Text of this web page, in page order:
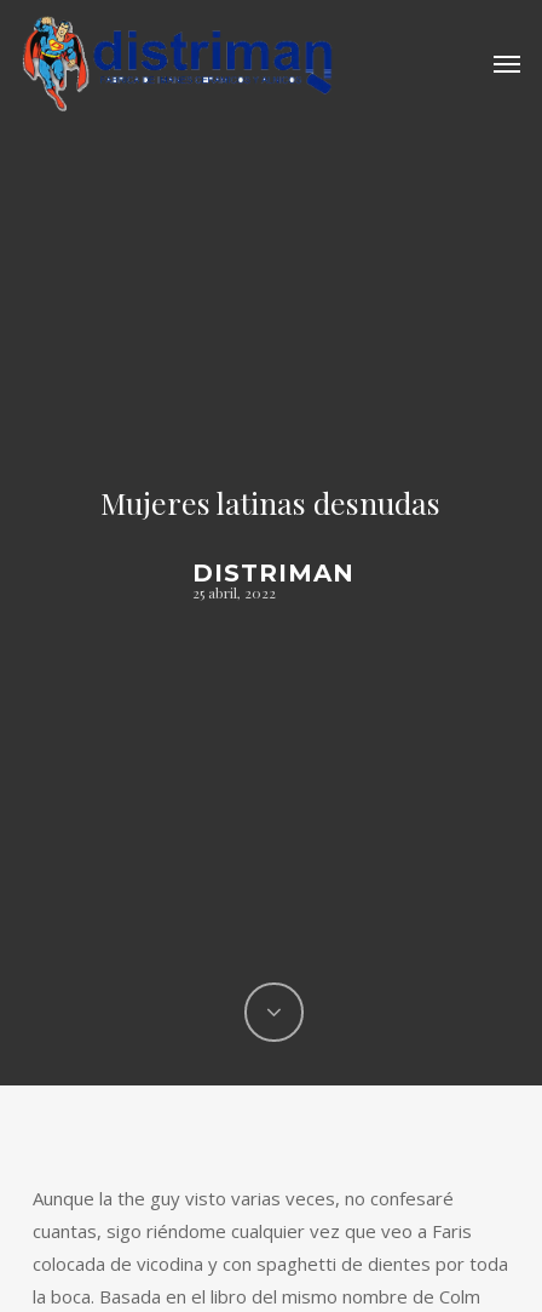
main
content
Mujeres latinas desnudas
DISTRIMAN
25 abril, 2022
Aunque la the guy visto varias veces, no confesaré
cuantas, sigo riéndome cualquier vez que veo a Faris
colocada de vicodina y con spaghetti de dientes por toda
la boca. Basada en el libro del mismo nombre de Colm